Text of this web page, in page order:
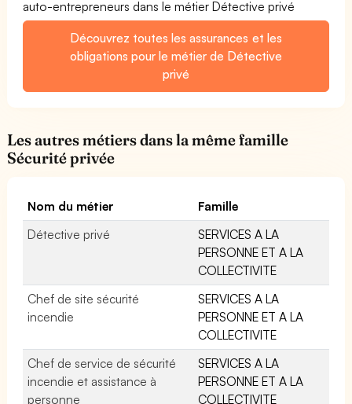
auto-entrepreneurs dans le métier Détective privé
Découvrez toutes les assurances et les
obligations pour le métier de Détective
privé
Les autres métiers dans la même famille
Sécurité privée
Nom du métier
Famille
Détective privé
SERVICES A LA
PERSONNE ET A LA
COLLECTIVITE
Chef de site sécurité
incendie
SERVICES A LA
PERSONNE ET A LA
COLLECTIVITE
Chef de service de sécurité
incendie et assistance à
personne
SERVICES A LA
PERSONNE ET A LA
COLLECTIVITE